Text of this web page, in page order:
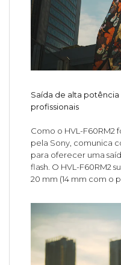
Saída de alta
profissionais
Como o HVL-
pela Sony, comunica
para oferecer uma
flash. O HVL-F60RM2
20 mm (14 mm com o